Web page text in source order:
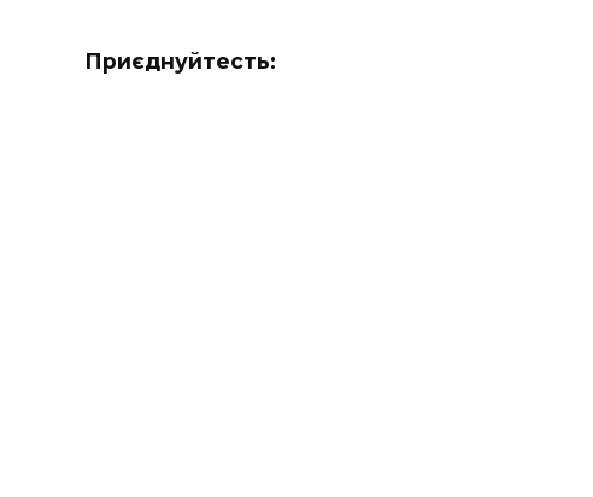
Приєднуйтесть: